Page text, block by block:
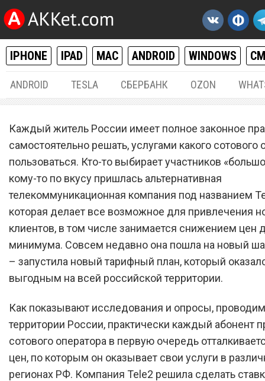
IPHONE IPAD MAC ANDROID WINDOWS
ANDROID TESLA СБЕРБАНК OZON
Новый тарифный план
оператора Tele2 оказался
самым лучшим в России
Каждый житель России имеет полное законное
самостоятельно решать, услугами какого сотового
пользоваться. Кто-то выбирает участников
кому-то по вкусу пришлась альтернативная
телекоммуникационная компания под названием
которая делает все возможное для привлечения
клиентов, в том числе занимается снижением цен
минимума. Совсем недавно она пошла на новый
– запустила новый тарифный план, который
выгодным на всей российской территории.
Как показывают исследования и опросы,
территории России, практически каждый абонент
сотового оператора в первую очередь
цен, по которым он оказывает свои услуги в
регионах РФ. Компания Tele2 решила сделать